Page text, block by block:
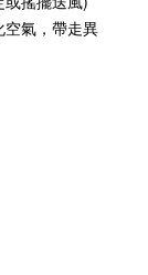
空氣，帶走異